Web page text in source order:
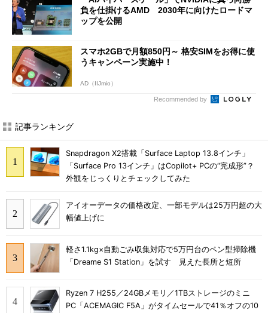
負を仕掛けるAMD 2030年に向けたロードマ
ップを公開
スマホ2GBで月額850円～ 格安SIMをお得に使
うキャンペーン実施中！
AD（IIJmio）
Recommended by
記事ランキング
Snapdragon X2搭載「Surface Laptop 13.8インチ」
「Surface Pro 13インチ」はCopilot+ PCの“完成形”？
外観をじっくりとチェックしてみた
アイオーデータの価格改定、一部モデルは25万円超の大
幅値上げに
軽さ1.1kg×自動ごみ収集対応で5万円台のペン型掃除機
「Dreame S1 Station」を試す 見えた長所と短所
Ryzen 7 H255／24GBメモリ／1TBストレージのミニ
PC「ACEMAGIC F5A」がタイムセールで41％オフの10